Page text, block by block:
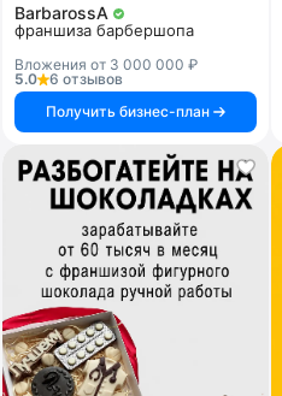
BarbarossA
франшиза барбершопа
Вложения от 3 000 000 ₽
5.0
6 отзывов
Получить бизнес-план